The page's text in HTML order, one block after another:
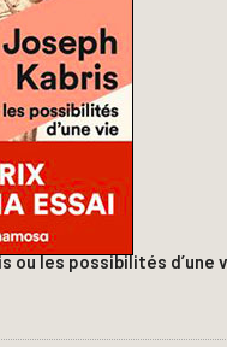
ou les possibilités d’une